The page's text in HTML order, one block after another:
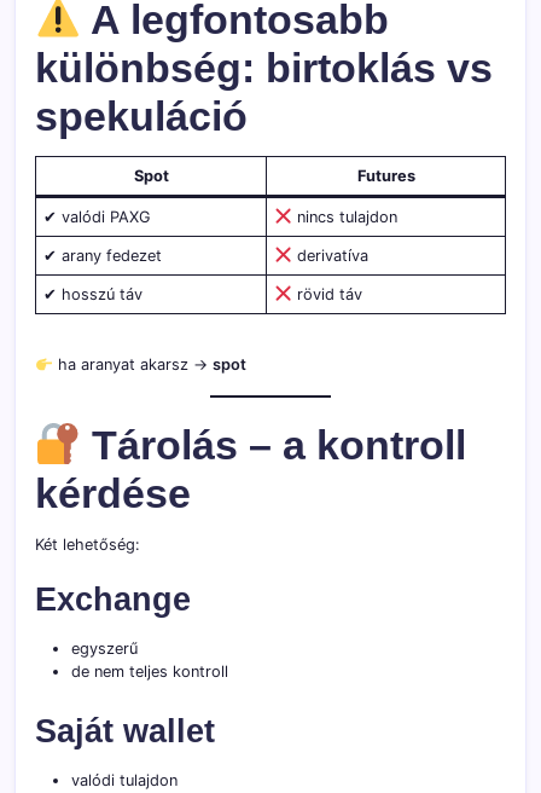
A legfontosabb
különbség: birtoklás vs
spekuláció
Spot Futures
✔ valódi PAXG nincs tulajdon
✔ arany fedezet derivatíva
✔ hosszú táv rövid táv
ha aranyat akarsz → spot
Tárolás – a kontroll
kérdése
Két lehetőség:
Exchange
egyszerű
de nem teljes kontroll
Saját wallet
valódi tulajdon